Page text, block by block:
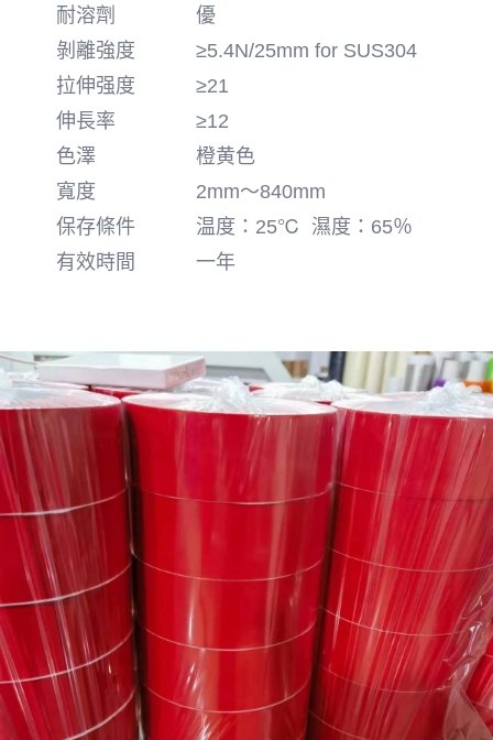
耐溶劑
優
剝離強度
≥5.4N/25mm for SUS304
拉伸强度
≥21
伸長率
≥12
色澤
橙黄色
寬度
2mm～840mm
保存條件
温度：25℃ 濕度：65％
有效時間
一年